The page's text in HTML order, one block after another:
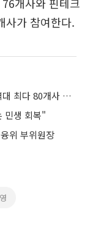
사가 참여한다.
21일까지 ‘금융권 공동채용 박람회’…역대 최다 80개사 참여
민생 회복"
위 부위원장